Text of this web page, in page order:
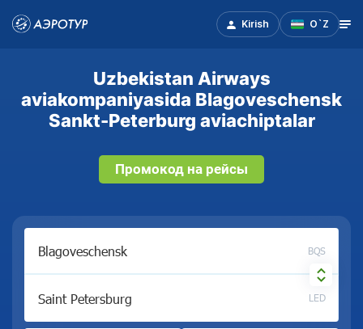
Kirish O`Z
Uzbekistan Airways
aviakompaniyasida Blagoveschensk
Sankt-Peterburg aviachiptalar
Промокод на рейсы
BQS
LED